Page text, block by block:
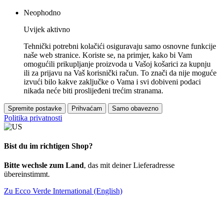
Neophodno
Uvijek aktivno
Tehnički potrebni kolačići osiguravaju samo osnovne funkcije
naše web stranice. Koriste se, na primjer, kako bi Vam
omogućili prikupljanje proizvoda u Vašoj košarici za kupnju
ili za prijavu na Vaš korisnički račun. To znači da nije moguće
izvući bilo kakve zaključke o Vama i svi dobiveni podaci
nikada neće biti proslijeđeni trećim stranama.
Spremite postavke Prihvaćam Samo obavezno
Politika privatnosti
Bist du im richtigen Shop?
Bitte wechsle zum Land, das mit deiner Lieferadresse
übereinstimmt.
Zu Ecco Verde International (English)